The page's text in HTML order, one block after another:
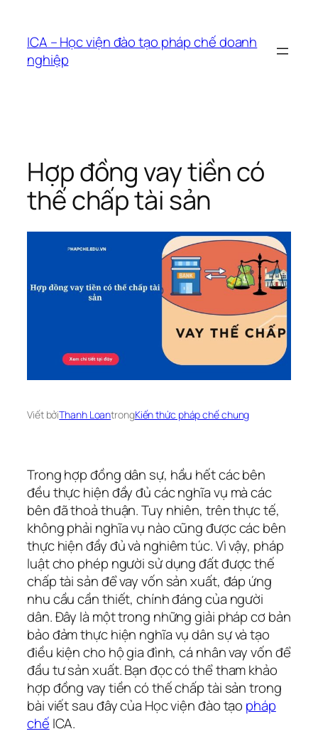
phầnICA – Học viện đào tạo pháp chế doanh
nghiệp
Hợp đồng vay tiền có
thế chấp tài sản
Viết bởiThanh LoantrongKiến thức pháp chế chung
Trong hợp đồng dân sự, hầu hết các bên
đều thực hiện đầy đủ các nghĩa vụ mà các
bên đã thoả thuận. Tuy nhiên, trên thực tế,
không phải nghĩa vụ nào cũng được các bên
thực hiện đầy đủ và nghiêm túc. Vì vậy, pháp
luật cho phép người sử dụng đất được thế
chấp tài sản để vay vốn sản xuất, đáp ứng
nhu cầu cần thiết, chính đáng của người
dân. Đây là một trong những giải pháp cơ bản
bảo đảm thực hiện nghĩa vụ dân sự và tạo
điều kiện cho hộ gia đình, cá nhân vay vốn để
đầu tư sản xuất. Bạn đọc có thể tham khảo
hợp đồng vay tiền có thế chấp tài sản trong
bài viết sau đây của Học viện đào tạo pháp
chế ICA.